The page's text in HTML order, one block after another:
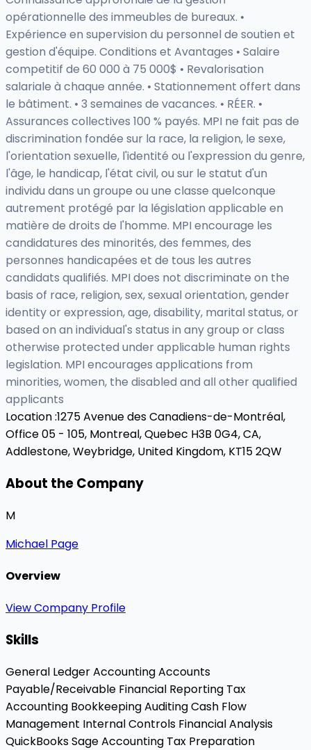
opérationnelle des immeubles de bureaux. •
Expérience en supervision du personnel de soutien et
gestion d'équipe. Conditions et Avantages • Salaire
competitif de 60 000 à 75 000$ • Revalorisation
salariale à chaque année. • Stationnement offert dans
le bâtiment. • 3 semaines de vacances. • RÉER. •
Assurances collectives 100 % payés. MPI ne fait pas de
discrimination fondée sur la race, la religion, le sexe,
l'orientation sexuelle, l'identité ou l'expression du genre,
l'âge, le handicap, l'état civil, ou sur le statut d'un
individu dans un groupe ou une classe quelconque
autrement protégé par la législation applicable en
matière de droits de l'homme. MPI encourage les
candidatures des minorités, des femmes, des
personnes handicapées et de tous les autres
candidats qualifiés. MPI does not discriminate on the
basis of race, religion, sex, sexual orientation, gender
identity or expression, age, disability, marital status, or
based on an individual's status in any group or class
otherwise protected under applicable human rights
legislation. MPI encourages applications from
minorities, women, the disabled and all other qualified
applicants
Location :1275 Avenue des Canadiens-de-Montréal,
Office 05 - 105, Montreal, Quebec H3B 0G4, CA,
Addlestone, Weybridge, United Kingdom, KT15 2QW
About the Company
M
Michael Page
Overview
View Company Profile
Skills
General Ledger AccountingAccounts
Payable/Receivable Financial Reporting Tax
Accounting BookkeepingAuditingCash Flow
Management Internal Controls Financial Analysis
QuickBooksSage Accounting Tax Preparation